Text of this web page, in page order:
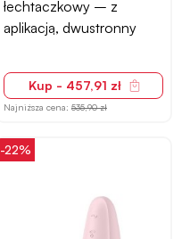
łechtaczkowy – z
aplikacją, dwustronny
Kup - 457,91 zł
Najniższa cena: 535,90 zł
-22%